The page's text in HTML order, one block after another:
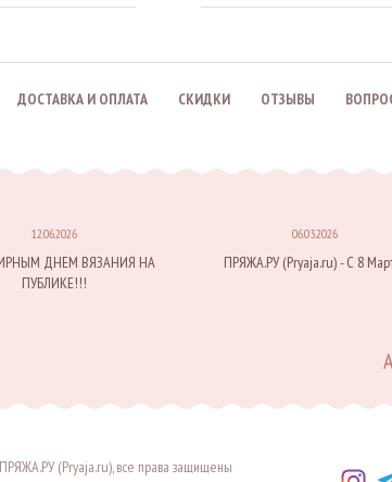
ДОСТАВКА И ОПЛАТА СКИДКИ ОТЗЫВЫ
12.06.2026
ДНЕМ ВЯЗАНИЯ НА
ПУБЛИКЕ!!!
06.03.2026
ПРЯЖА.РУ (Pryaja.ru) - С 8
(Pryaja.ru), все права защищены